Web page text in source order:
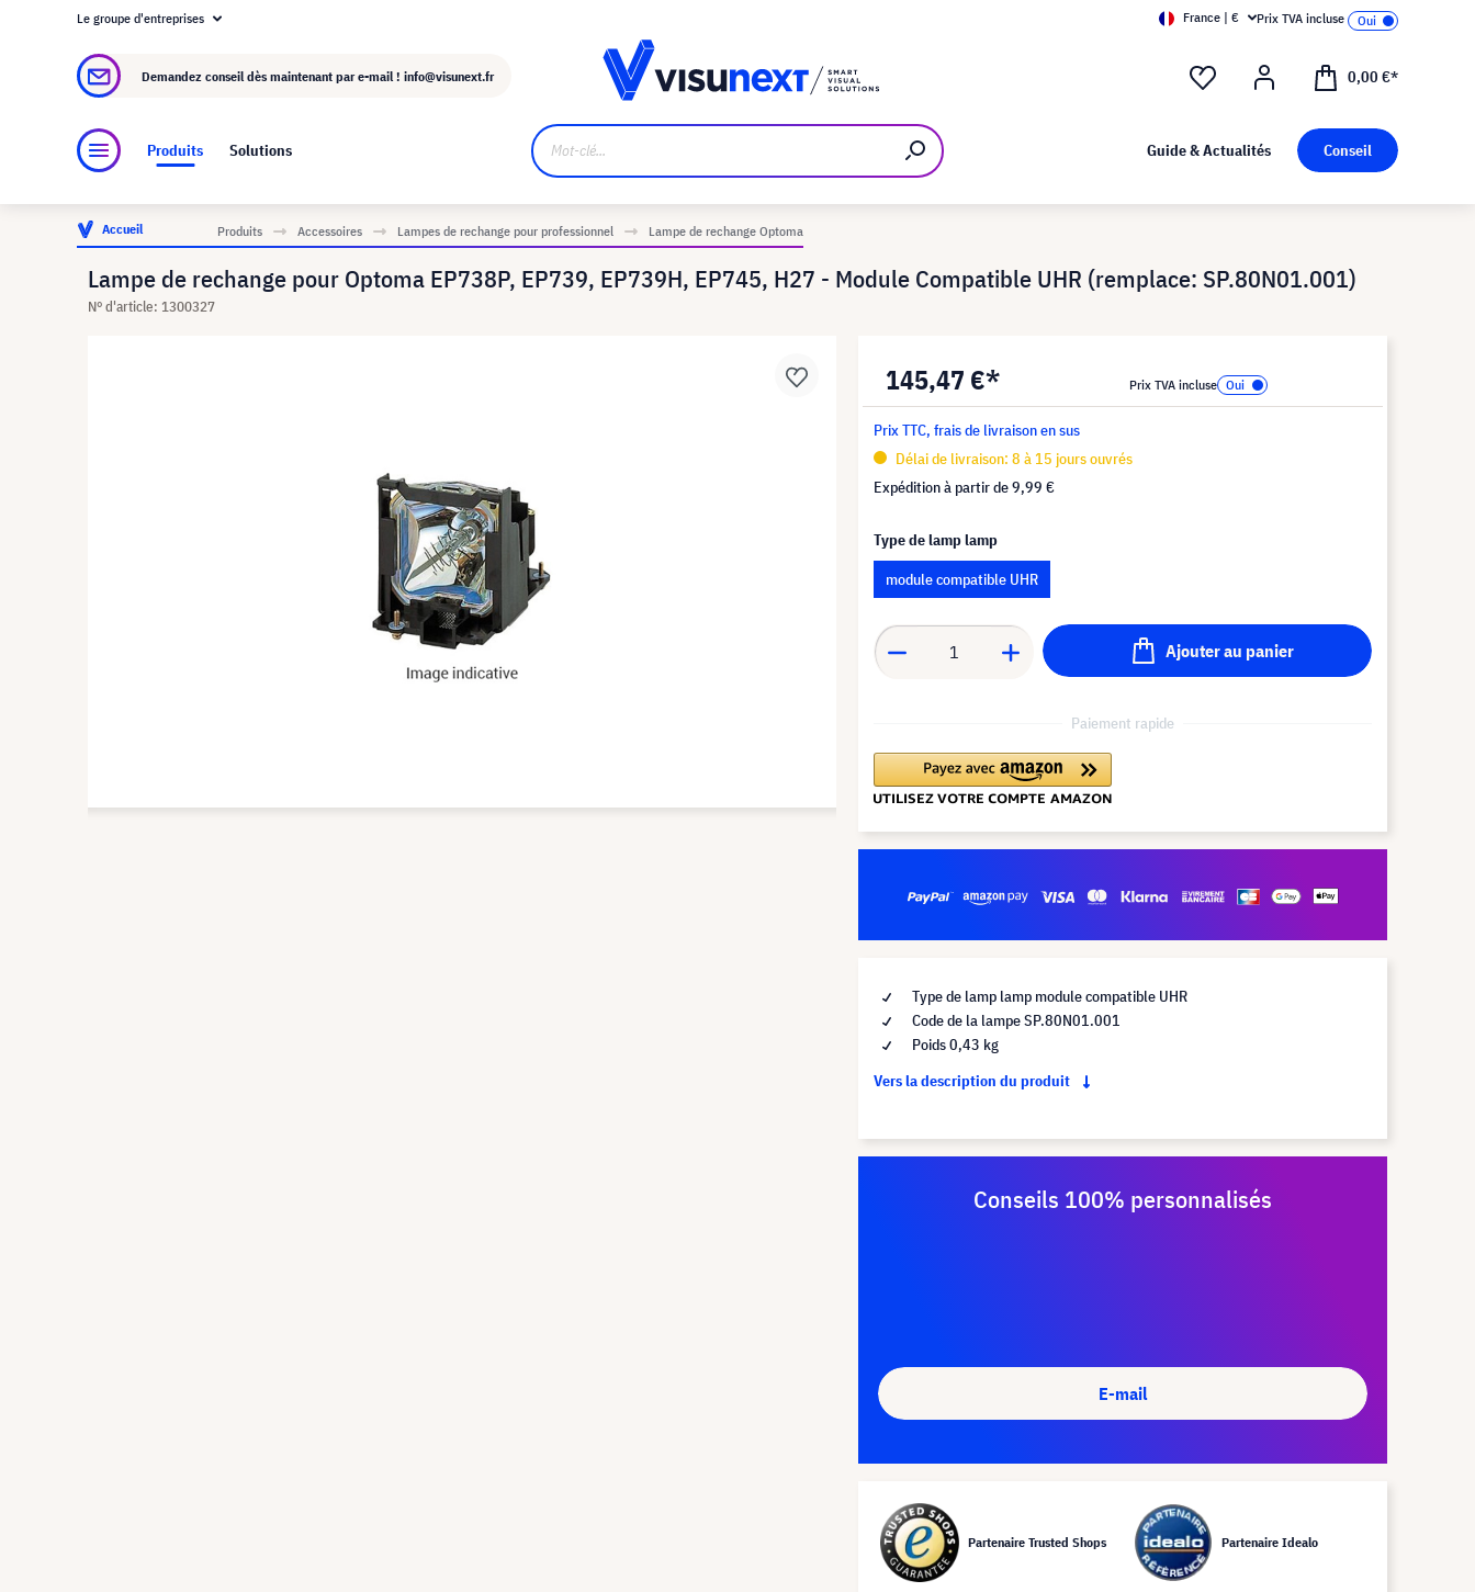
À propos de visunext.fr
Le groupe d'entreprises France | € Prix TVA incluse
Demandez conseil dès maintenant par e-mail ! info@visunext.fr 0,00 €*
Produits Solutions Guide & Actualités Conseil
Accueil Produits Accessoires Lampes de rechange pour professionnel Lampe de rechange Optoma
Lampe de rechange pour Optoma EP738P, EP739, EP739H, EP745, H27 - Module Compatible UHR (remplace: SP.80N01.001)
N° d'article: 1300327
145,47 €* Prix TVA incluse
Prix TTC, frais de livraison en sus
Délai de livraison: 8 à 15 jours ouvrés
Expédition à partir de9,99 €
Type de lamp lamp
module compatible UHR
Ajouter au panier
Paiement rapide
Type de lamp lamp module compatible UHR
Code de la lampe SP.80N01.001
Poids 0,43 kg
Vers la description du produit
Conseils 100% personnalisés
E-mail
Partenaire Trusted Shops Partenaire Idealo